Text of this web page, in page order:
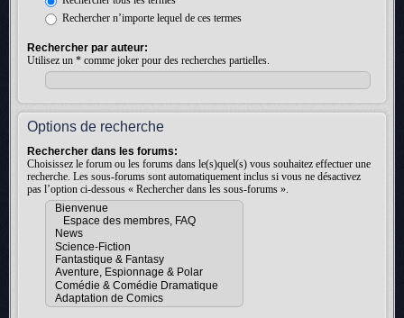
Rechercher n’importe lequel de ces termes
Rechercher par auteur:
Utilisez un * comme joker pour des recherches partielles.
Options de recherche
Rechercher dans les forums:
Choisissez le forum ou les forums dans le(s)quel(s) vous souhaitez effectuer une
recherche. Les sous-forums sont automatiquement inclus si vous ne désactivez
pas l’option ci-dessous « Rechercher dans les sous-forums ».